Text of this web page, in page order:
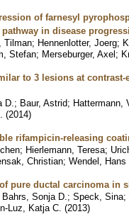
of farnesyl
pathway in disease
Tilman; Hennenlotter, Joerg;
Stefan; Merseburger, Axel;
to 3 lesions at
D. ; Baur, Astrid; Hattermann,
(2014)
rifampicin-releasing
; Hierlemann, Teresa;
Christian; Wendel, Hans
pure ductal carcinoma in
Bahrs, Sonja D. ; Speck, Sina;
Luz, Katja C. (2013)